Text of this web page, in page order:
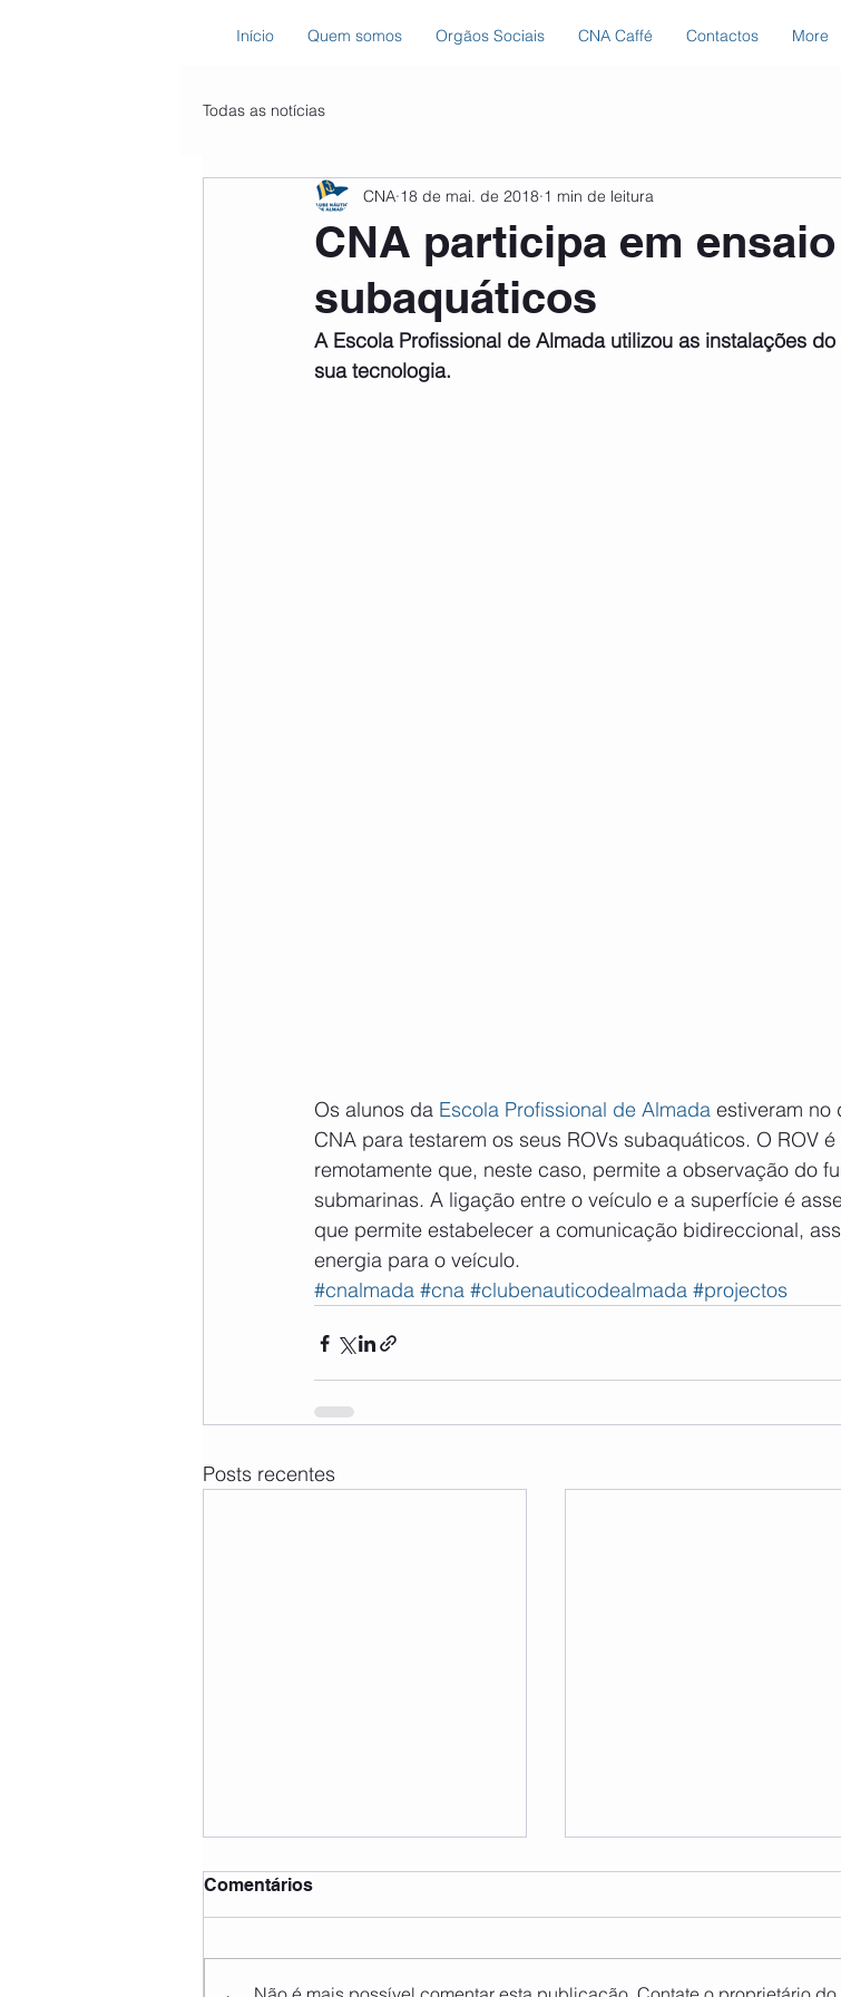
Início Quem somos Orgãos Sociais CNA Caffé Contactos More
Todas as notícias
CNA participa em
subaquáticos
CNA 18 de mai. de 2018 1 min de leitura
A Escola Profissional de Almada utilizou as instalações
sua tecnologia.
Os alunos da Escola Profissional de Almada estiveram no
CNA para testarem os seus ROVs subaquáticos. O ROV
remotamente que, neste caso, permite a observação do
submarinas. A ligação entre o veículo e a superfície é
que permite estabelecer a comunicação bidireccional,
energia para o veículo.
#cnalmada #cna #clubenauticodealmada #projectos
Posts recentes
Comentários